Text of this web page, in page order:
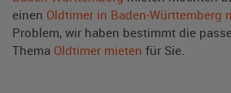
einen Oldtimer in Baden-Württemberg
Problem, wir haben bestimmt die
Thema Oldtimer mieten für Sie.